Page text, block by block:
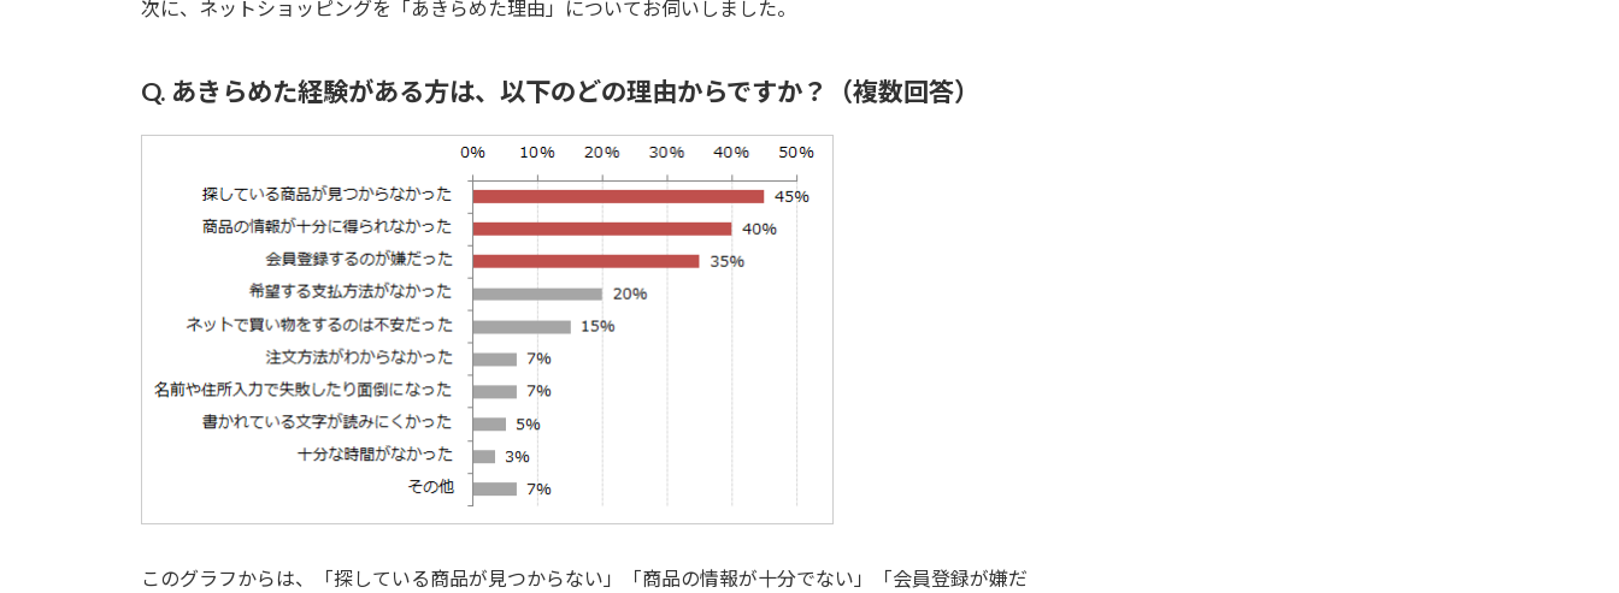
次に、ネットショッピングを「あきらめた理由」についてお伺いしました。
Q. あきらめた経験がある方は、以下のどの理由からですか？（複数回答）
このグラフからは、「探している商品が見つからない」「商品の情報が十分でない」「会員登録が嫌だ